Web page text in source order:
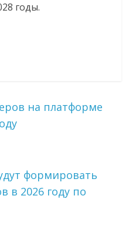
годы.
на платформе
формировать
в 2026 году по